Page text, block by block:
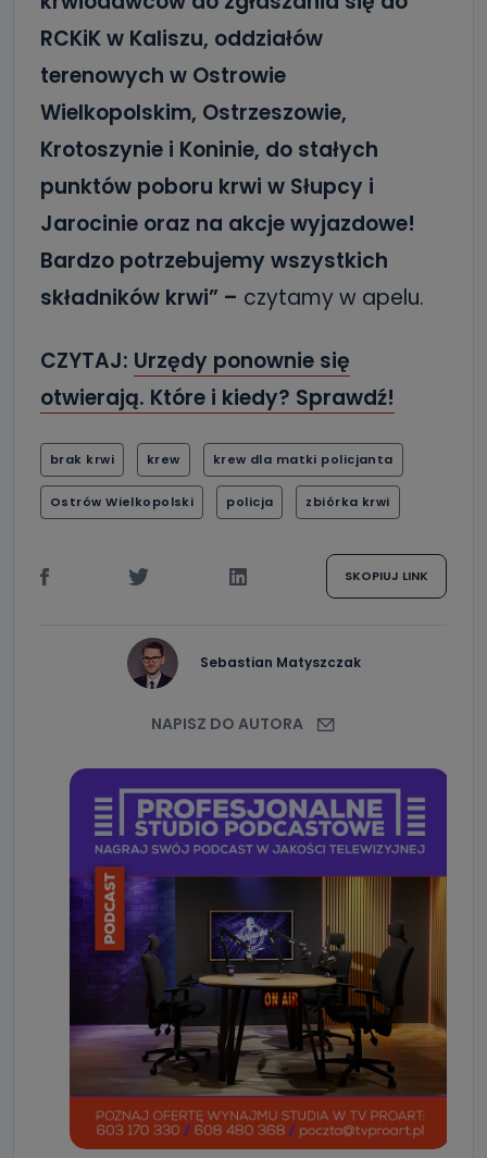
RCKiK w Kaliszu, oddziałów
terenowych w Ostrowie
Wielkopolskim, Ostrzeszowie,
Krotoszynie i Koninie, do stałych
punktów poboru krwi w Słupcy i
Jarocinie oraz na akcje wyjazdowe!
Bardzo potrzebujemy wszystkich
składników krwi” – czytamy w apelu.
CZYTAJ: Urzędy ponownie się
otwierają. Które i kiedy? Sprawdź!
brak krwi krew krew dla matki policjanta
Ostrów Wielkopolski policja zbiórka krwi
SKOPIUJ LINK
Sebastian Matyszczak
NAPISZ DO AUTORA